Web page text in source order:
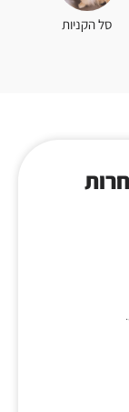
סל הקניות